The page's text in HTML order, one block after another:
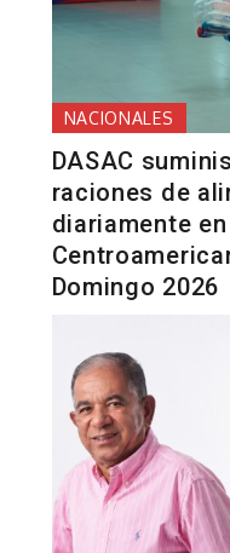
NACIONALES
DASAC
raciones de
diariamente
Domingo 2026